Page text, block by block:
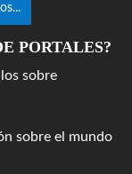
PORTALES?
sobre
sobre el mundo